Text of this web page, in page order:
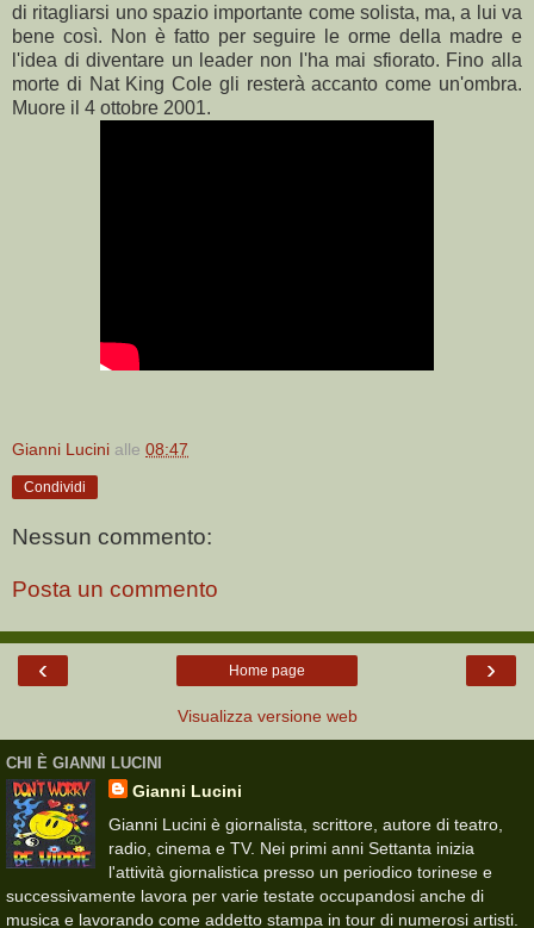
di ritagliarsi uno spazio importante come solista, ma, a lui va
bene così. Non è fatto per seguire le orme della madre e
l'idea di diventare un leader non l'ha mai sfiorato. Fino alla
morte di Nat King Cole gli resterà accanto come un'ombra.
Muore il 4 ottobre 2001.
Gianni Lucini alle 08:47
Condividi
Nessun commento:
Posta un commento
‹ ›
Home page
Visualizza versione web
CHI È GIANNI LUCINI
Gianni Lucini
Gianni Lucini è giornalista, scrittore, autore di teatro,
radio, cinema e TV. Nei primi anni Settanta inizia
l'attività giornalistica presso un periodico torinese e
successivamente lavora per varie testate occupandosi anche di
musica e lavorando come addetto stampa in tour di numerosi artisti.